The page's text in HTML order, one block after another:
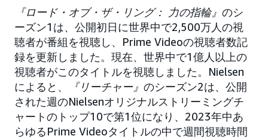
『ロード・オブ・ザ・リング： 力の指輪』 のシ
ーズン1は、公開初日に世界中で2,500万人の視
聴者が番組を視聴し、Prime Videoの視聴者数記
録を更新しました。現在、世界中で1億人以上の
視聴者がこのタイトルを視聴しました。Nielsen
によると、
『リーチャー』 のシーズン2は、公開
された週のNielsenオリジナルストリーミングチ
ャートのトップ10で第1位になり、2023年中あ
らゆるPrime Videoタイトルの中で週間視聴時間